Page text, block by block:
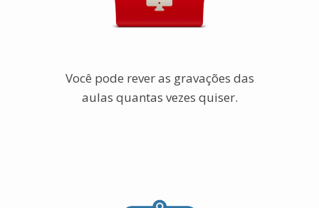
Você pode rever as gravações das
aulas quantas vezes quiser.